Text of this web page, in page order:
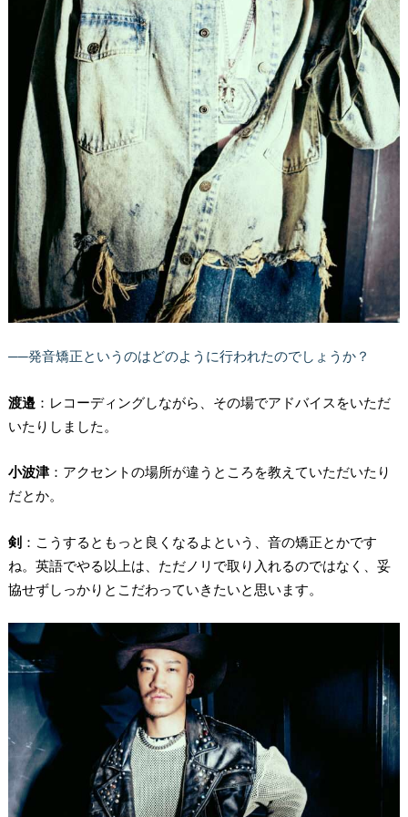
──発音矯正というのはどのように行われたのでしょうか？
渡邉：レコーディングしながら、その場でアドバイスをいただ
いたりしました。
小波津：アクセントの場所が違うところを教えていただいたり
だとか。
剣：こうするともっと良くなるよという、音の矯正とかです
ね。英語でやる以上は、ただノリで取り入れるのではなく、妥
協せずしっかりとこだわっていきたいと思います。